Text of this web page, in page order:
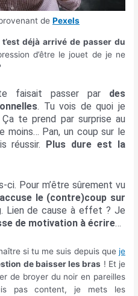
dePexels
t’est déjà arrivé de passer du
d’être le jouet de je ne
faisait passer par des
. Tu vois de quoi je
te prend par surprise au
moins… Pan, un coup sur le
réussir. Plus dure est la
ci. Pour m’être sûrement vu
le (contre)coup sur
. Lien de cause à effet ? Je
de motivation à écrire…
si tu me suis depuis que je
de baisser les bras ! Et je
de broyer du noir en pareilles
pas content, je mets les